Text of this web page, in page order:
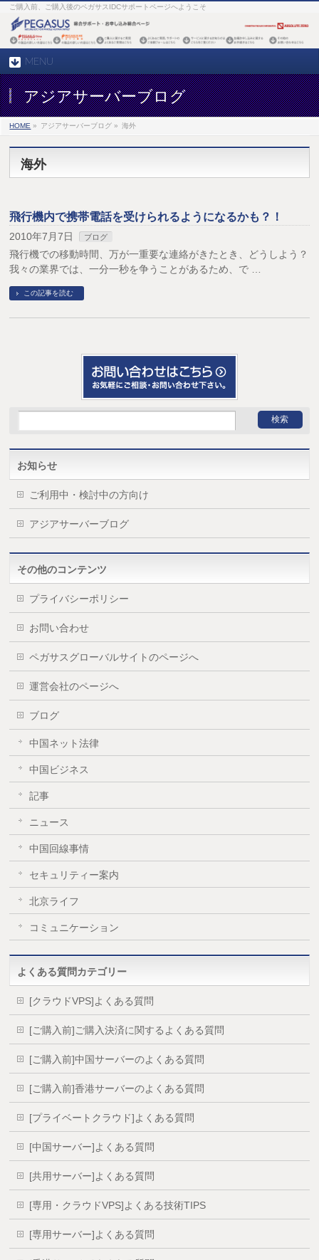
ご購入前、ご購入後のペガサスIDCサポートページへようこそ
MENU
アジアサーバーブログ
HOME » アジアサーバーブログ » 海外
海外
飛行機内で携帯電話を受けられるようになるかも？！
2010年7月7日 ブログ
飛行機での移動時間、万が一重要な連絡がきたとき、どうしよう？
我々の業界では、一分一秒を争うことがあるため、で …
この記事を読む
お知らせ
ご利用中・検討中の方向け
アジアサーバーブログ
その他のコンテンツ
プライバシーポリシー
お問い合わせ
ペガサスグローバルサイトのページへ
運営会社のページへ
ブログ
中国ネット法律
中国ビジネス
記事
ニュース
中国回線事情
セキュリティー案内
北京ライフ
コミュニケーション
よくある質問カテゴリー
[クラウドVPS]よくある質問
[ご購入前]ご購入決済に関するよくある質問
[ご購入前]中国サーバーのよくある質問
[ご購入前]香港サーバーのよくある質問
[プライベートクラウド]よくある質問
[中国サーバー]よくある質問
[共用サーバー]よくある質問
[専用・クラウドVPS]よくある技術TIPS
[専用サーバー]よくある質問